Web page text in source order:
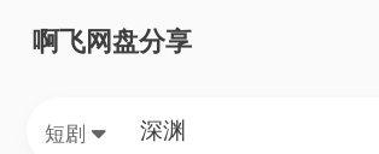
啊飞网盘分享
短剧